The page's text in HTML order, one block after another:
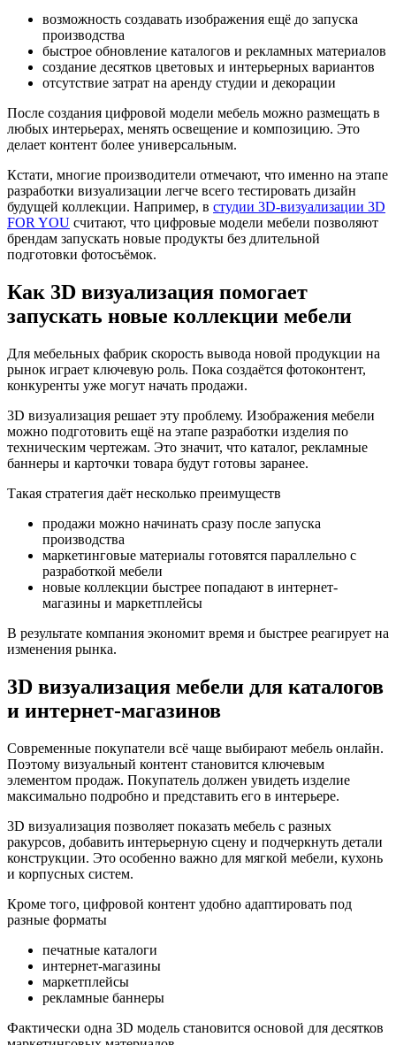
возможность создавать изображения ещё до запуска
производства
быстрое обновление каталогов и рекламных материалов
создание десятков цветовых и интерьерных вариантов
отсутствие затрат на аренду студии и декорации
После создания цифровой модели мебель можно размещать в
любых интерьерах, менять освещение и композицию. Это
делает контент более универсальным.
Кстати, многие производители отмечают, что именно на этапе
разработки визуализации легче всего тестировать дизайн
будущей коллекции. Например, в студии 3D-визуализации 3D
FOR YOU считают, что цифровые модели мебели позволяют
брендам запускать новые продукты без длительной
подготовки фотосъёмок.
Как 3D визуализация помогает
запускать новые коллекции мебели
Для мебельных фабрик скорость вывода новой продукции на
рынок играет ключевую роль. Пока создаётся фотоконтент,
конкуренты уже могут начать продажи.
3D визуализация решает эту проблему. Изображения мебели
можно подготовить ещё на этапе разработки изделия по
техническим чертежам. Это значит, что каталог, рекламные
баннеры и карточки товара будут готовы заранее.
Такая стратегия даёт несколько преимуществ
продажи можно начинать сразу после запуска
производства
маркетинговые материалы готовятся параллельно с
разработкой мебели
новые коллекции быстрее попадают в интернет-
магазины и маркетплейсы
В результате компания экономит время и быстрее реагирует на
изменения рынка.
3D визуализация мебели для каталогов
и интернет-магазинов
Современные покупатели всё чаще выбирают мебель онлайн.
Поэтому визуальный контент становится ключевым
элементом продаж. Покупатель должен увидеть изделие
максимально подробно и представить его в интерьере.
3D визуализация позволяет показать мебель с разных
ракурсов, добавить интерьерную сцену и подчеркнуть детали
конструкции. Это особенно важно для мягкой мебели, кухонь
и корпусных систем.
Кроме того, цифровой контент удобно адаптировать под
разные форматы
печатные каталоги
интернет-магазины
маркетплейсы
рекламные баннеры
Фактически одна 3D модель становится основой для десятков